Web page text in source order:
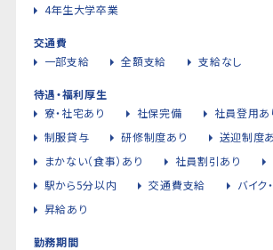
4年生大学卒業
交通費
一部支給
全額支給 支給なし
待遇・福利厚生
寮・社宅あり
社保完備
社員登用あ
制服貸与
研修制度あり
送迎制度
まかない（食事）あり
社員割引あり
駅から5分以内
交通費支給
バイク
昇給あり
勤務期間